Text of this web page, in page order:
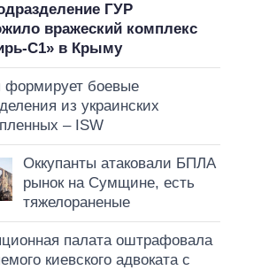
ГУР
вражеский комплекс
С1» в Крыму
формирует боевые
из украинских
– ISW
Оккупанты атаковали БПЛА
рынок на Сумщине, есть
тяжелораненые
палата оштрафовала
киевского адвоката с